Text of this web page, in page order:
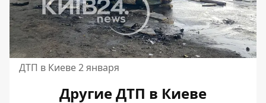
ДТП в Киеве 2 января
Другие ДТП в Киеве